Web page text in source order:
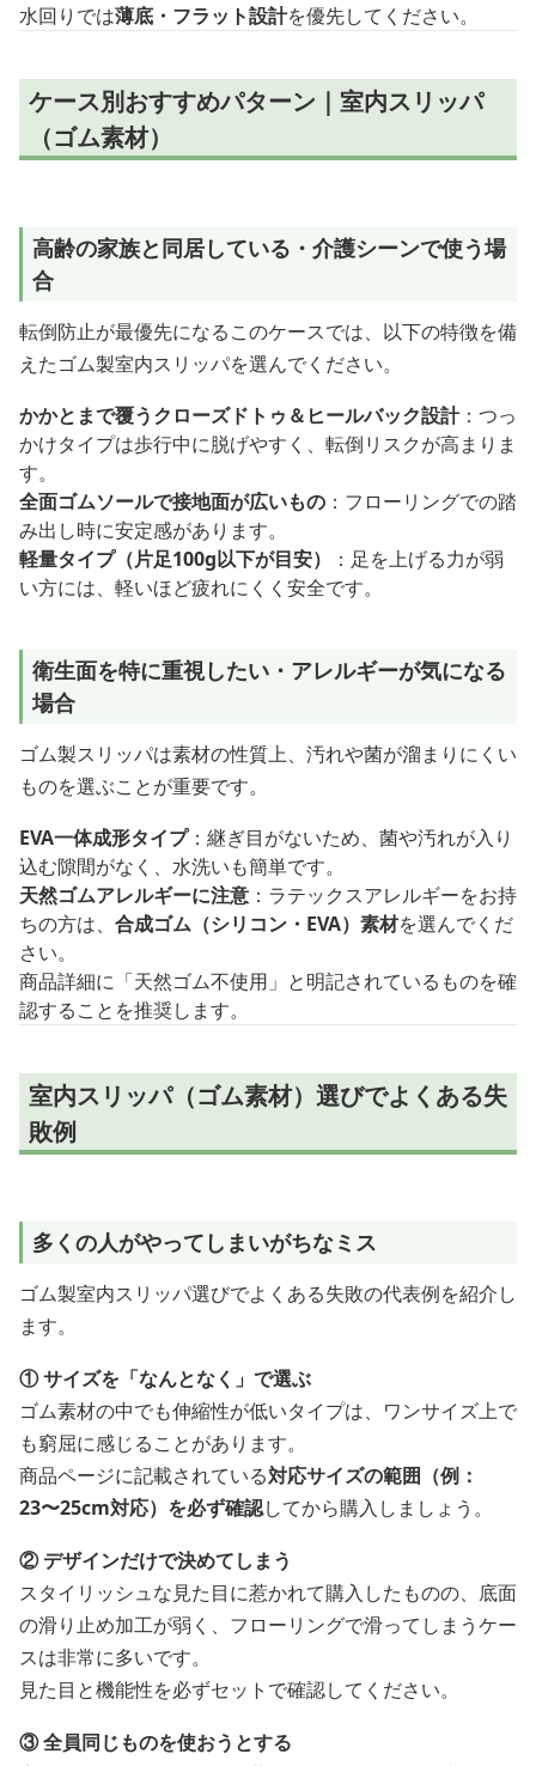
水回りでは薄底・フラット設計を優先してください。
ケース別おすすめパターン｜室内スリッパ
（ゴム素材）
高齢の家族と同居している・介護シーンで使う場
合
転倒防止が最優先になるこのケースでは、以下の特徴を備
えたゴム製室内スリッパを選んでください。
かかとまで覆うクローズドトゥ＆ヒールバック設計：つっ
かけタイプは歩行中に脱げやすく、転倒リスクが高まりま
す。
全面ゴムソールで接地面が広いもの ：フローリングでの踏
み出し時に安定感があります。
軽量タイプ（片足100g以下が目安）
：足を上げる力が弱
い方には、軽いほど疲れにくく安全です。
衛生面を特に重視したい・アレルギーが気になる
場合
ゴム製スリッパは素材の性質上、汚れや菌が溜まりにくい
ものを選ぶことが重要です。
EVA一体成形タイプ：継ぎ目がないため、菌や汚れが入り
込む隙間がなく、水洗いも簡単です。
天然ゴムアレルギーに注意 ：ラテックスアレルギーをお持
ちの方は、 合成ゴム（シリコン・EVA）素材を選んでくだ
さい。
商品詳細に「天然ゴム不使用」と明記されているものを確
認することを推奨します。
室内スリッパ（ゴム素材）選びでよくある失
敗例
多くの人がやってしまいがちなミス
ゴム製室内スリッパ選びでよくある失敗の代表例を紹介し
ます。
① サイズを「なんとなく」で選ぶ
ゴム素材の中でも伸縮性が低いタイプは、ワンサイズ上で
も窮屈に感じることがあります。
商品ページに記載されている対応サイズの範囲（例：
23〜25cm対応）を必ず確認してから購入しましょう。
② デザインだけで決めてしまう
スタイリッシュな見た目に惹かれて購入したものの、底面
の滑り止め加工が弱く、フローリングで滑ってしまうケー
スは非常に多いです。
見た目と機能性を必ずセットで確認してください。
③ 全員同じものを使おうとする